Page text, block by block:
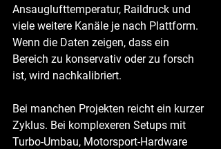
Ansauglufttemperatur, Raildruck und
viele weitere Kanäle je nach Plattform.
Wenn die Daten zeigen, dass ein
Bereich zu konservativ oder zu forsch
ist, wird nachkalibriert.
Bei manchen Projekten reicht ein kurzer
Zyklus. Bei komplexeren Setups mit
Turbo-Umbau, Motorsport-Hardware